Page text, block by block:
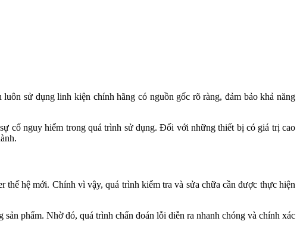
sử dụng linh kiện chính hãng có nguồn gốc rõ ràng, đảm bảo khả năng
cố nguy hiểm trong quá trình sử dụng. Đối với những thiết bị có giá trị cao
hệ mới. Chính vì vậy, quá trình kiểm tra và sửa chữa cần được thực hiện
phẩm. Nhờ đó, quá trình chẩn đoán lỗi diễn ra nhanh chóng và chính xác